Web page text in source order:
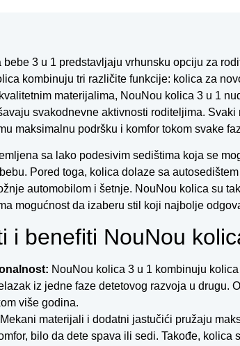
bebe 3 u 1 predstavljaju vrhunsku opciju za
kombinuju tri različite funkcije: kolica za
materijalima, NouNou kolica 3 u 1
svakodnevne aktivnosti roditeljima.
maksimalnu podršku i komfor tokom svake
sa lako podesivim sedištima koja se
Pored toga, kolica dolaze sa
automobilom i šetnje. NouNou kolica su
mogućnost da izaberu stil koji najbolje
i benefiti NouNou
NouNou kolica 3 u 1 kombinuju
iz jedne faze detetovog razvoja u drugu.
više godina.
Mekani materijali i dodatni jastučići pružaju
bilo da dete spava ili sedi. Takođe,